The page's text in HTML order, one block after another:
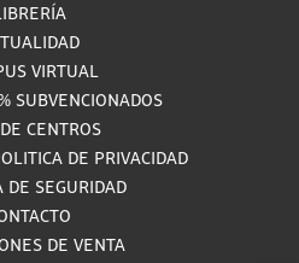
VIRTUAL
SUBVENCIONADOS
CENTROS
DE PRIVACIDAD
DE SEGURIDAD
DE VENTA